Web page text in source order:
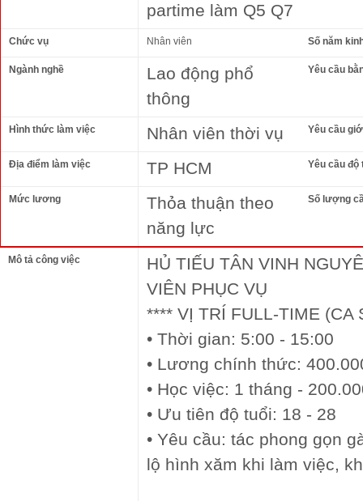
partime làm Q5 Q7
Chức vụ Nhân viên Số năm
Ngành nghề
Lao động phổ
thông
Yêu cầu
Hình thức làm việc Nhân viên thời vụ Yêu cầu
Địa điểm làm việc TP HCM Yêu cầu độ
Mức lương
Thỏa thuận theo
năng lực
Số lượng
Mô tả công việc
HỦ TIẾU TÂN VINH
VIÊN PHỤC VỤ
**** VỊ TRÍ FULL-TIME (CA
• Thời gian: 5:00 - 15:00
• Lương chính thức:
• Học việc: 1 tháng -
• Ưu tiên độ tuổi: 18 - 28
• Yêu cầu: tác phong gọn
lộ hình xăm khi làm việc,